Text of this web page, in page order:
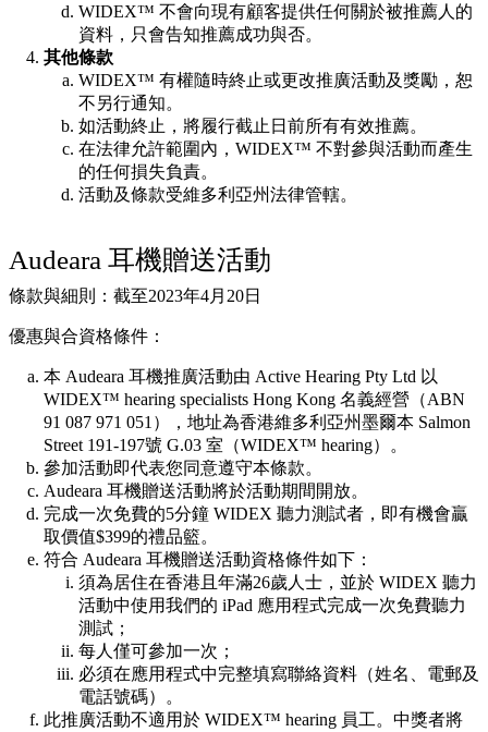
WIDEX™ 不會向現有顧客提供任何關於被推薦人的
資料，只會告知推薦成功與否。
其他條款
WIDEX™ 有權隨時終止或更改推廣活動及獎勵，恕
不另行通知。
如活動終止，將履行截止日前所有有效推薦。
在法律允許範圍內，WIDEX™ 不對參與活動而產生
的任何損失負責。
活動及條款受維多利亞州法律管轄。
Audeara 耳機贈送活動
條款與細則：截至2023年4月20日
優惠與合資格條件：
本 Audeara 耳機推廣活動由 Active Hearing Pty Ltd 以
WIDEX™ hearing specialists Hong Kong 名義經營（ABN
91 087 971 051），地址為香港維多利亞州墨爾本 Salmon
Street 191-197號 G.03 室（WIDEX™ hearing）。
參加活動即代表您同意遵守本條款。
Audeara 耳機贈送活動將於活動期間開放。
完成一次免費的5分鐘 WIDEX 聽力測試者，即有機會贏
取價值$399的禮品籃。
符合 Audeara 耳機贈送活動資格條件如下：
須為居住在香港且年滿26歲人士，並於 WIDEX 聽力
活動中使用我們的 iPad 應用程式完成一次免費聽力
測試；
每人僅可參加一次；
必須在應用程式中完整填寫聯絡資料（姓名、電郵及
電話號碼）。
此推廣活動不適用於 WIDEX™ hearing 員工。中獎者將